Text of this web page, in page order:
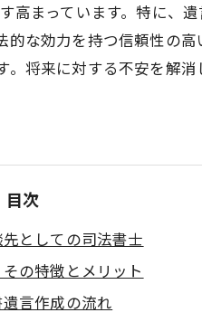
まっています。特に、
な効力を持つ信頼性の
将来に対する不安を解
目次
としての司法書士
の特徴とメリット
言作成の流れ